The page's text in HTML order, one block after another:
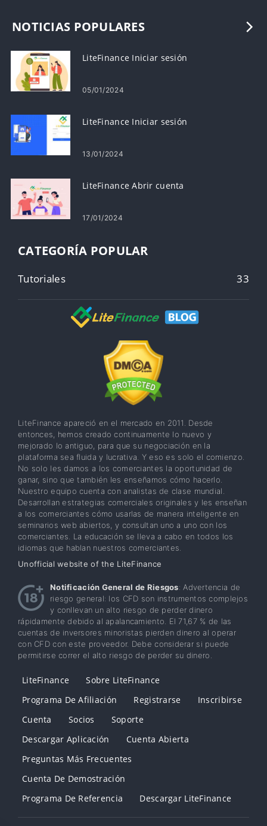
NOTICIAS POPULARES
LiteFinance Iniciar sesión
05/01/2024
LiteFinance Iniciar sesión
13/01/2024
LiteFinance Abrir cuenta
17/01/2024
CATEGORÍA POPULAR
Tutoriales 33
LiteFinance apareció en el mercado en 2011. Desde
entonces, hemos creado continuamente lo nuevo y
mejorado lo antiguo, para que su negociación en la
plataforma sea fluida y lucrativa. Y eso es solo el comienzo.
No solo les damos a los comerciantes la oportunidad de
ganar, sino que también les enseñamos cómo hacerlo.
Nuestro equipo cuenta con analistas de clase mundial.
Desarrollan estrategias comerciales originales y les enseñan
a los comerciantes cómo usarlas de manera inteligente en
seminarios web abiertos, y consultan uno a uno con los
comerciantes. La educación se lleva a cabo en todos los
idiomas que hablan nuestros comerciantes.
Unofficial website of the LiteFinance
Notificación General de Riesgos: Advertencia de
riesgo general: los CFD son instrumentos complejos
y conllevan un alto riesgo de perder dinero
rápidamente debido al apalancamiento. El 71,67 % de las
cuentas de inversores minoristas pierden dinero al operar
con CFD con este proveedor. Debe considerar si puede
permitirse correr el alto riesgo de perder su dinero.
LiteFinance
Sobre LiteFinance
Programa De Afiliación
Registrarse
Inscribirse
Cuenta
Socios
Soporte
Descargar Aplicación
Cuenta Abierta
Preguntas Más Frecuentes
Cuenta De Demostración
Programa De Referencia
Descargar LiteFinance